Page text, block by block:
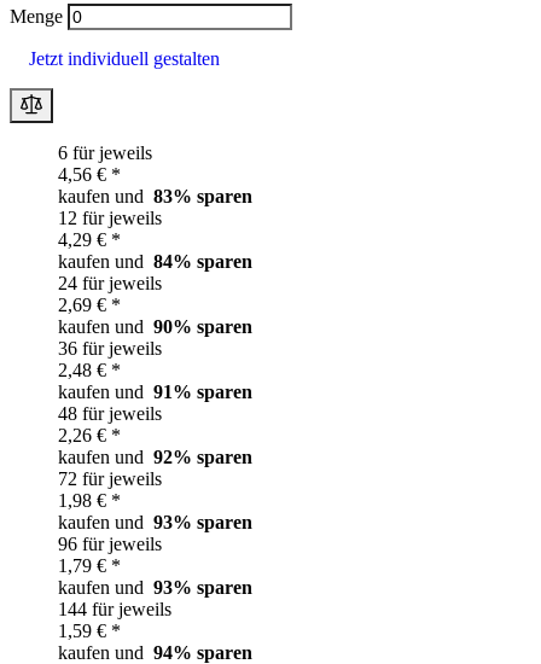
Menge
Jetzt individuell gestalten
6 für jeweils
4,56 € *
kaufen und 83% sparen
12 für jeweils
4,29 € *
kaufen und 84% sparen
24 für jeweils
2,69 € *
kaufen und 90% sparen
36 für jeweils
2,48 € *
kaufen und 91% sparen
48 für jeweils
2,26 € *
kaufen und 92% sparen
72 für jeweils
1,98 € *
kaufen und 93% sparen
96 für jeweils
1,79 € *
kaufen und 93% sparen
144 für jeweils
1,59 € *
kaufen und 94% sparen